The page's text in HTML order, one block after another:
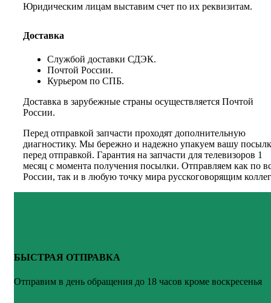
Юридическим лицам выставим счет по их реквизитам.
Доставка
Службой доставки СДЭК.
Почтой России.
Курьером по СПБ.
Доставка в зарубежные страны осуществляется Почтой
России.
Перед отправкой запчасти проходят дополнительную
диагностику. Мы бережно и надежно упакуем вашу
перед отправкой. Гарантия на запчасти для телевизоров 1
месяц с момента получения посылки. Отправляем как по
России, так и в любую точку мира русскоговорящим
БЫСТРАЯ ОТПРАВКА
Отправим в день обращения до 18 часов кроме воскресенья